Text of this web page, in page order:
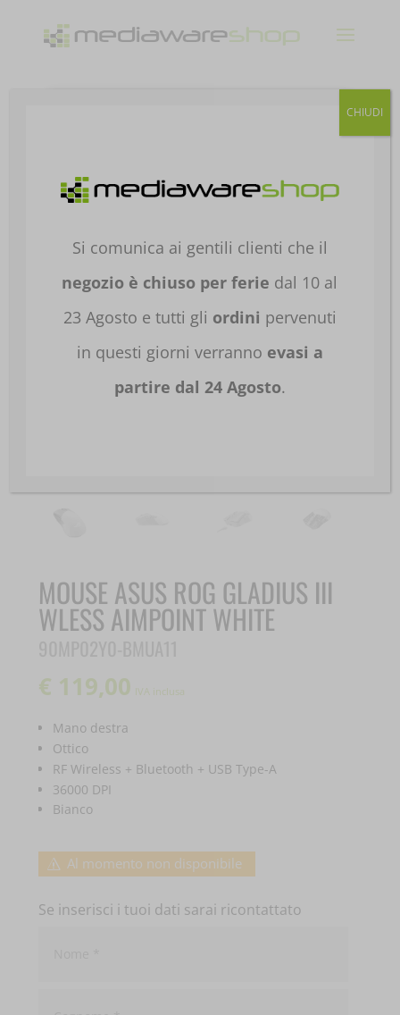
Home/ PERIFERICHE/MOUSE E
TASTIERE / MOUSE/MOUSE
MOUSE ASUS ROG GLADIUS III
WLESS AIMPOINT WHITE
€ 119,00 IVA inclusa
Mano destra
Ottico
RF Wireless + Bluetooth + USB Type-A
36000 DPI
Bianco
Al momento non disponibile
Se inserisci i tuoi dati sarai ricontattato
Si comunica ai gentili clienti che il
negozio è chiuso per ferie dal 10 al
23 Agosto e tutti gli ordini pervenuti
in questi giorni verranno evasi a
partire dal 24 Agosto.
CHIUDI